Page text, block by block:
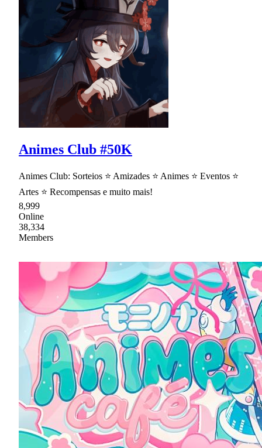
Animes Club #50K
Animes Club: Sorteios ⭐ Amizades ⭐ Animes ⭐ Eventos ⭐
Artes ⭐ Recompensas e muito mais!
8,999
Online
38,334
Members